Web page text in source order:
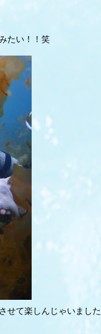
たい！！笑
せて楽しんじゃいまし